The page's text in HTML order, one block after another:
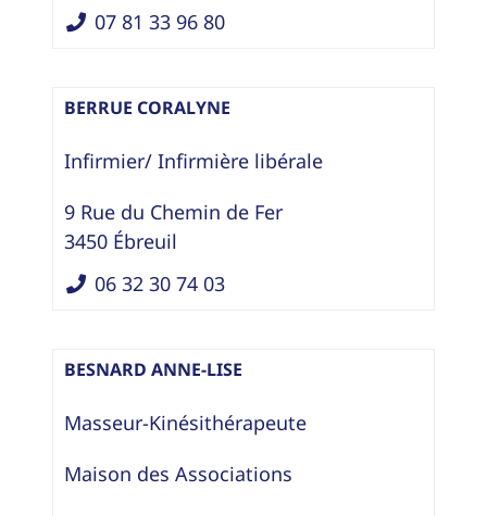
07 81 33 96 80
BERRUE CORALYNE
Infirmier/ Infirmière libérale
9 Rue du Chemin de Fer
3450 Ébreuil
06 32 30 74 03
BESNARD ANNE-LISE
Masseur-Kinésithérapeute
Maison des Associations